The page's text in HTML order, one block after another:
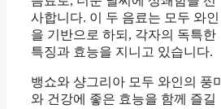
사합니다. 이 두 음료는 모두 와인
을 기반으로 하되, 각자의 독특한
특징과 효능을 지니고 있습니다.
뱅쇼와 샹그리아 모두 와인의 풍미
와 건강에 좋은 효능을 함께 즐길